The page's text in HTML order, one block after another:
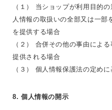
（１） 当ショップが利用目的
人情報の取扱いの全部又は一部
を提供する場合
（２） 合併その他の事由によ
提供される場合
（３） 個人情報保護法の定め
8. 個人情報の開示